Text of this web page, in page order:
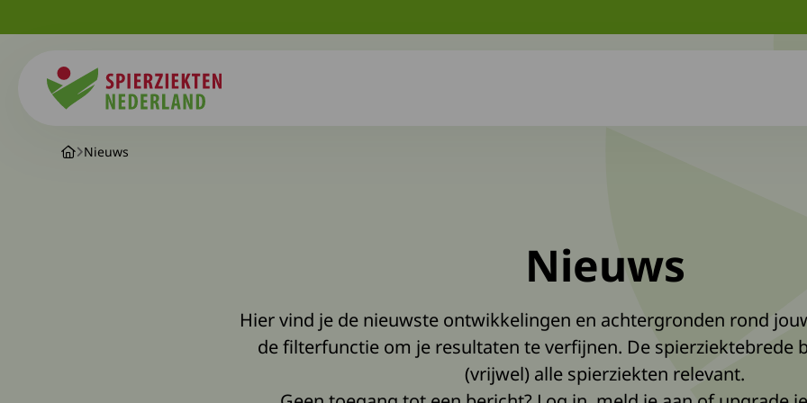
Nieuws
Nieuws
Hier vind je de nieuwste ontwikkelingen en achtergronden rond
de filterfunctie om je resultaten te verfijnen. De spierziektebrede
(vrijwel) alle spierziekten relevant.